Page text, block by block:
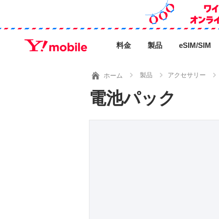
料金 製品 eSIM/SIM
ホーム 製品 アクセサリー
電池パック